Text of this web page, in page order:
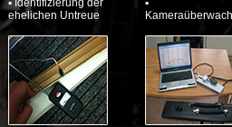
▪ Identifizierung der
ehelichen Untreue
▪